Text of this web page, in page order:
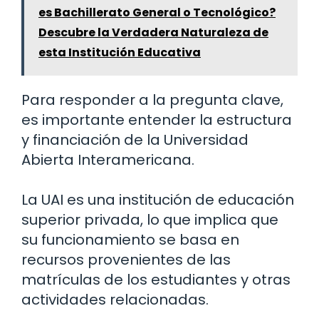
es Bachillerato General o Tecnológico?
Descubre la Verdadera Naturaleza de
esta Institución Educativa
Para responder a la pregunta clave,
es importante entender la estructura
y financiación de la Universidad
Abierta Interamericana.
La UAI es una institución de educación
superior privada, lo que implica que
su funcionamiento se basa en
recursos provenientes de las
matrículas de los estudiantes y otras
actividades relacionadas.